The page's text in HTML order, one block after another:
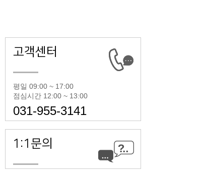
고객센터
평일 09:00 ~ 17:00
점심시간 12:00 ~ 13:00
031-955-3141
1:1문의